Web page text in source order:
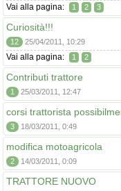
Vai alla pagina: 1 2 3
Curiosità!!!
12 25/04/2011, 10:29
Vai alla pagina: 1 2
Contributi trattore
1 25/03/2011, 12:47
corsi trattorista
3 18/03/2011, 0:49
modifica motoagricola
2 14/03/2011, 0:09
TRATTORE NUOVO